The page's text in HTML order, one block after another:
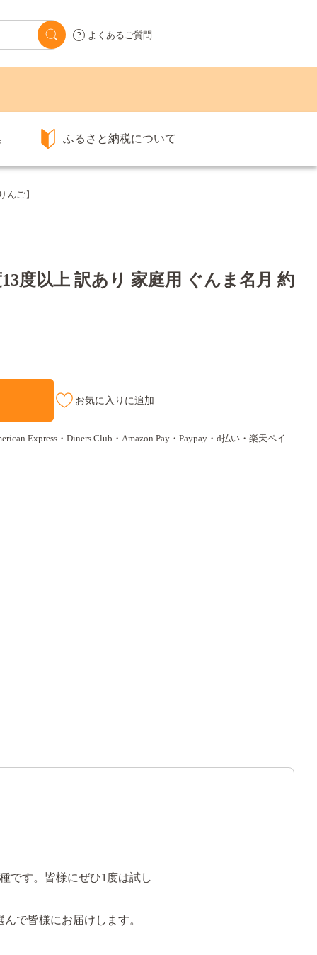
よくあるご質問
ふるさと納税について
んご】
度以上 訳あり 家庭用 ぐんま名月 約
お気に入りに追加
Express・Diners Club・Amazon Pay・Paypay・d払い・楽天ペイ
です。皆様にぜひ1度は試し
で皆様にお届けします。